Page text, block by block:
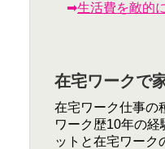
➡生活費を敵的
在宅ワークで
在宅ワーク仕事の
ワーク歴10年の経
ットと在宅ワーク